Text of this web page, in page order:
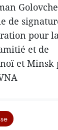
de
pour
et de
et Minsk